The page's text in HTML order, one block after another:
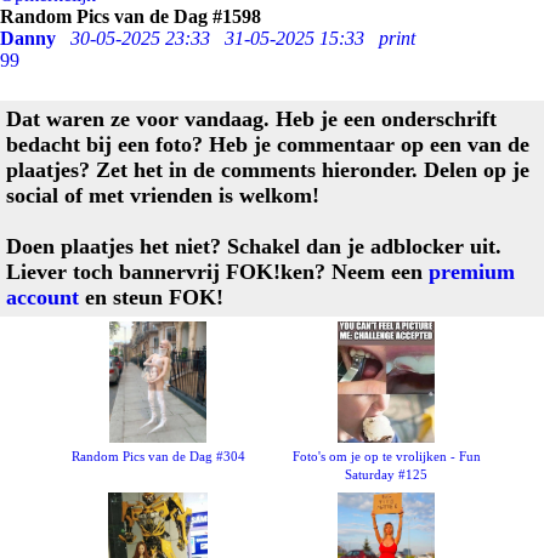
Random Pics van de Dag #1598
Danny
30-05-2025 23:33 31-05-2025 15:33
print
99
Dat waren ze voor vandaag. Heb je een onderschrift
bedacht bij een foto? Heb je commentaar op een van de
plaatjes? Zet het in de comments hieronder. Delen op je
social of met vrienden is welkom!
Doen plaatjes het niet? Schakel dan je adblocker uit.
Liever toch bannervrij FOK!ken? Neem een premium
account en steun FOK!
Random Pics van de Dag #304
Foto's om je op te vrolijken - Fun
Saturday #125